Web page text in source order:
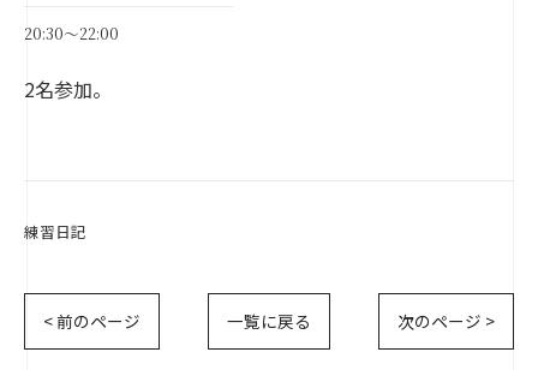
20:30～22:00
2名参加。
練習日記
< 前のページ 一覧に戻る 次のページ >